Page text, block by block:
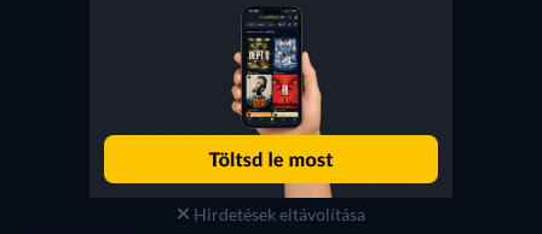
Hirdetések eltávolítása